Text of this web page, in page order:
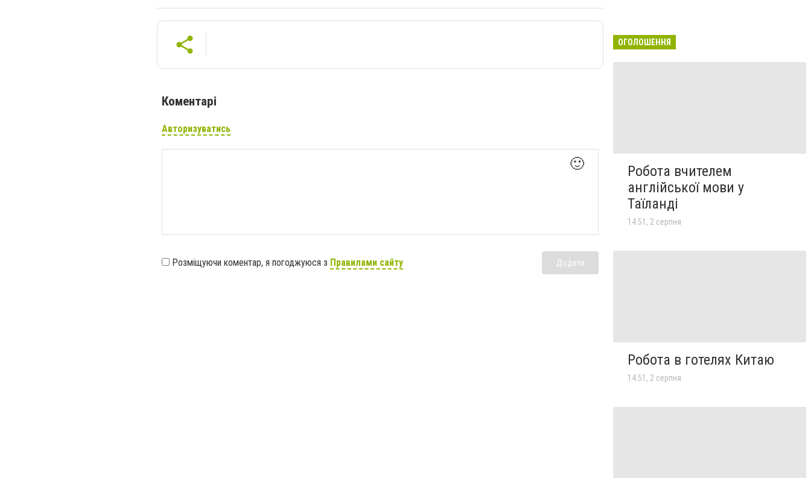
Коментарі
Авторизуватись
🙂
Розміщуючи коментар, я погоджуюся з Правилами сайту Додати
ОГОЛОШЕННЯ
Робота вчителем
англійської мови у
Таїланді
14:51, 2 серпня
Робота в готелях Китаю
14:51, 2 серпня